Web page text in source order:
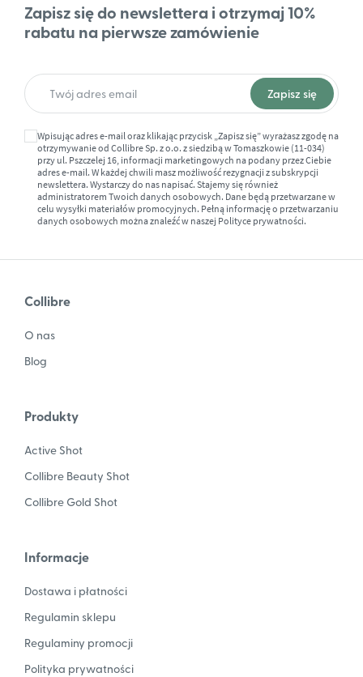
Zapisz się do newslettera i otrzymaj 10%
rabatu na pierwsze zamówienie
Wpisując adres e-mail oraz klikając przycisk „Zapisz się” wyrażasz zgodę na
otrzymywanie od Collibre Sp. z o.o. z siedzibą w Tomaszkowie (11-034)
przy ul. Pszczelej 16, informacji marketingowych na podany przez Ciebie
adres e-mail. W każdej chwili masz możliwość rezygnacji z subskrypcji
newslettera. Wystarczy do nas napisać. Stajemy się również
administratorem Twoich danych osobowych. Dane będą przetwarzane w
celu wysyłki materiałów promocyjnych. Pełną informację o przetwarzaniu
danych osobowych można znaleźć w naszej Polityce prywatności.
Collibre
O nas
Blog
Produkty
Active Shot
Collibre Beauty Shot
Collibre Gold Shot
Informacje
Dostawa i płatności
Regulamin sklepu
Regulaminy promocji
Polityka prywatności